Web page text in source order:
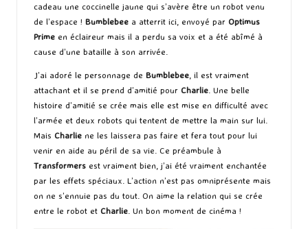
cadeau une coccinelle jaune qui s’avère être un robot venu
de l’espace ! Bumblebee a atterrit ici, envoyé par Optimus
Prime en éclaireur mais il a perdu sa voix et a été abîmé à
cause d’une bataille à son arrivée.
J’ai adoré le personnage de Bumblebee, il est vraiment
attachant et il se prend d’amitié pour Charlie. Une belle
histoire d’amitié se crée mais elle est mise en difficulté avec
l’armée et deux robots qui tentent de mettre la main sur lui.
Mais Charlie ne les laissera pas faire et fera tout pour lui
venir en aide au péril de sa vie. Ce préambule à
Transformers est vraiment bien, j’ai été vraiment enchantée
par les effets spéciaux. L’action n’est pas omniprésente mais
on ne s’ennuie pas du tout. On aime la relation qui se crée
entre le robot et Charlie. Un bon moment de cinéma !